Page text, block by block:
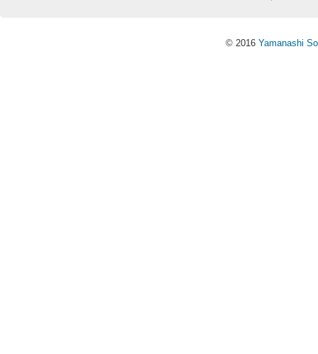
© 2016 Yamanashi